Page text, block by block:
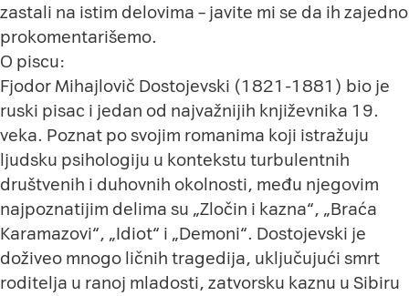
zastali na istim delovima – javite mi se da ih zajedno
prokomentarišemo.
O piscu:
Fjodor Mihajlovič Dostojevski (1821-1881) bio je
ruski pisac i jedan od najvažnijih književnika 19.
veka. Poznat po svojim romanima koji istražuju
ljudsku psihologiju u kontekstu turbulentnih
društvenih i duhovnih okolnosti, među njegovim
najpoznatijim delima su „Zločin i kazna“, „Braća
Karamazovi“, „Idiot“ i „Demoni“. Dostojevski je
doživeo mnogo ličnih tragedija, uključujući smrt
roditelja u ranoj mladosti, zatvorsku kaznu u Sibiru